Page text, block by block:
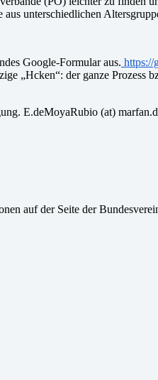
unterschiedlichen
Google-Formular aus.
„Hcken“: der ganze
E.deMoyaRubio (at)
auf der Seite der